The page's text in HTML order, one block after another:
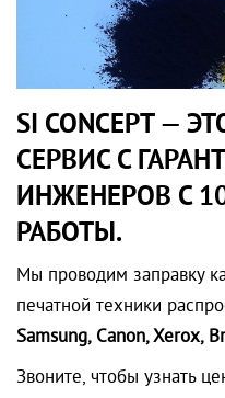
SI CONCEPT —
СЕРВИС С
ИНЖЕНЕРОВ С
РАБОТЫ.
Мы проводим заправку
печатной техники
Samsung, Canon, Xerox,
Звоните, чтобы узнать